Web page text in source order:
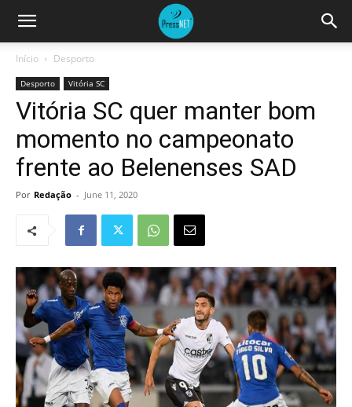
Início Desporto
Desporto Vitória SC
Vitória SC quer manter bom
momento no campeonato
frente ao Belenenses SAD
Por Redação - June 11, 2020